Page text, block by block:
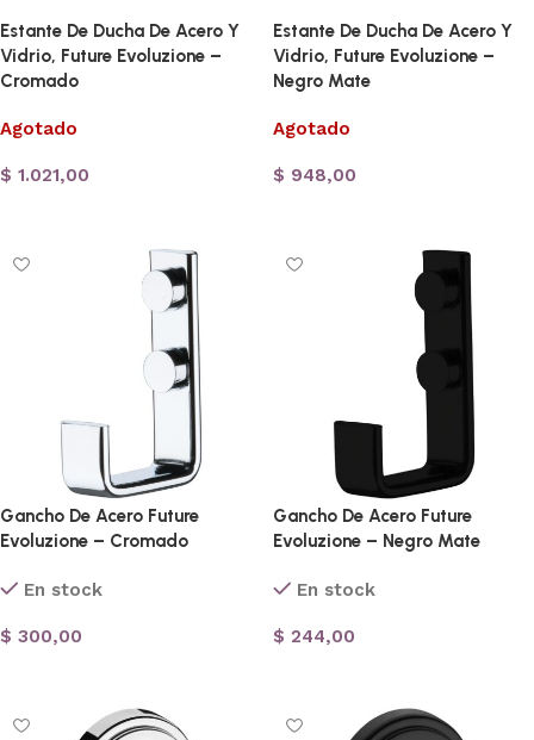
Estante De Ducha De Acero Y
Vidrio, Future Evoluzione –
Cromado
Agotado
$ 1.021,00
Estante De Ducha De Acero Y
Vidrio, Future Evoluzione –
Negro Mate
Agotado
$ 948,00
Gancho De Acero Future
Evoluzione – Cromado
En stock
$ 300,00
Gancho De Acero Future
Evoluzione – Negro Mate
En stock
$ 244,00